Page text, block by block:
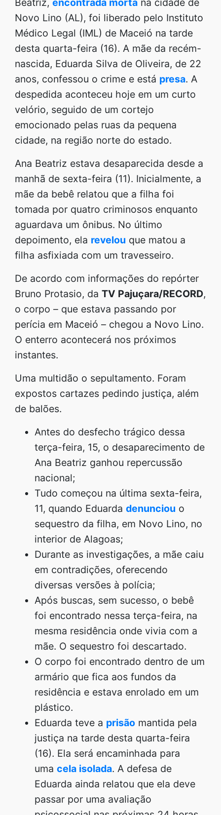
Beatriz, encontrada morta na cidade de
Novo Lino (AL), foi liberado pelo Instituto
Médico Legal (IML) de Maceió na tarde
desta quarta-feira (16). A mãe da recém-
nascida, Eduarda Silva de Oliveira, de 22
anos, confessou o crime e está presa. A
despedida aconteceu hoje em um curto
velório, seguido de um cortejo
emocionado pelas ruas da pequena
cidade, na região norte do estado.
Ana Beatriz estava desaparecida desde a
manhã de sexta-feira (11). Inicialmente, a
mãe da bebê relatou que a filha foi
tomada por quatro criminosos enquanto
aguardava um ônibus. No último
depoimento, ela revelou que matou a
filha asfixiada com um travesseiro.
De acordo com informações do repórter
Bruno Protasio, da TV Pajuçara/RECORD,
o corpo – que estava passando por
perícia em Maceió – chegou a Novo Lino.
O enterro acontecerá nos próximos
instantes.
Uma multidão o sepultamento. Foram
expostos cartazes pedindo justiça, além
de balões.
Antes do desfecho trágico dessa
terça-feira, 15, o desaparecimento de
Ana Beatriz ganhou repercussão
nacional;
Tudo começou na última sexta-feira,
11, quando Eduarda denunciou o
sequestro da filha, em Novo Lino, no
interior de Alagoas;
Durante as investigações, a mãe caiu
em contradições, oferecendo
diversas versões à polícia;
Após buscas, sem sucesso, o bebê
foi encontrado nessa terça-feira, na
mesma residência onde vivia com a
mãe. O sequestro foi descartado.
O corpo foi encontrado dentro de um
armário que fica aos fundos da
residência e estava enrolado em um
plástico.
Eduarda teve a prisão mantida pela
justiça na tarde desta quarta-feira
(16). Ela será encaminhada para
uma cela isolada. A defesa de
Eduarda ainda relatou que ela deve
passar por uma avaliação